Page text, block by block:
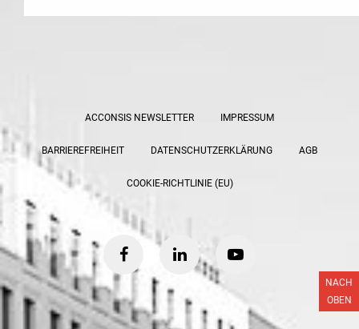
ACCONSIS NEWSLETTER IMPRESSUM
BARRIEREFREIHEIT DATENSCHUTZERKLÄRUNG AGB
COOKIE-RICHTLINIE (EU)
facebooklinkedin youtube
NACH
OBEN